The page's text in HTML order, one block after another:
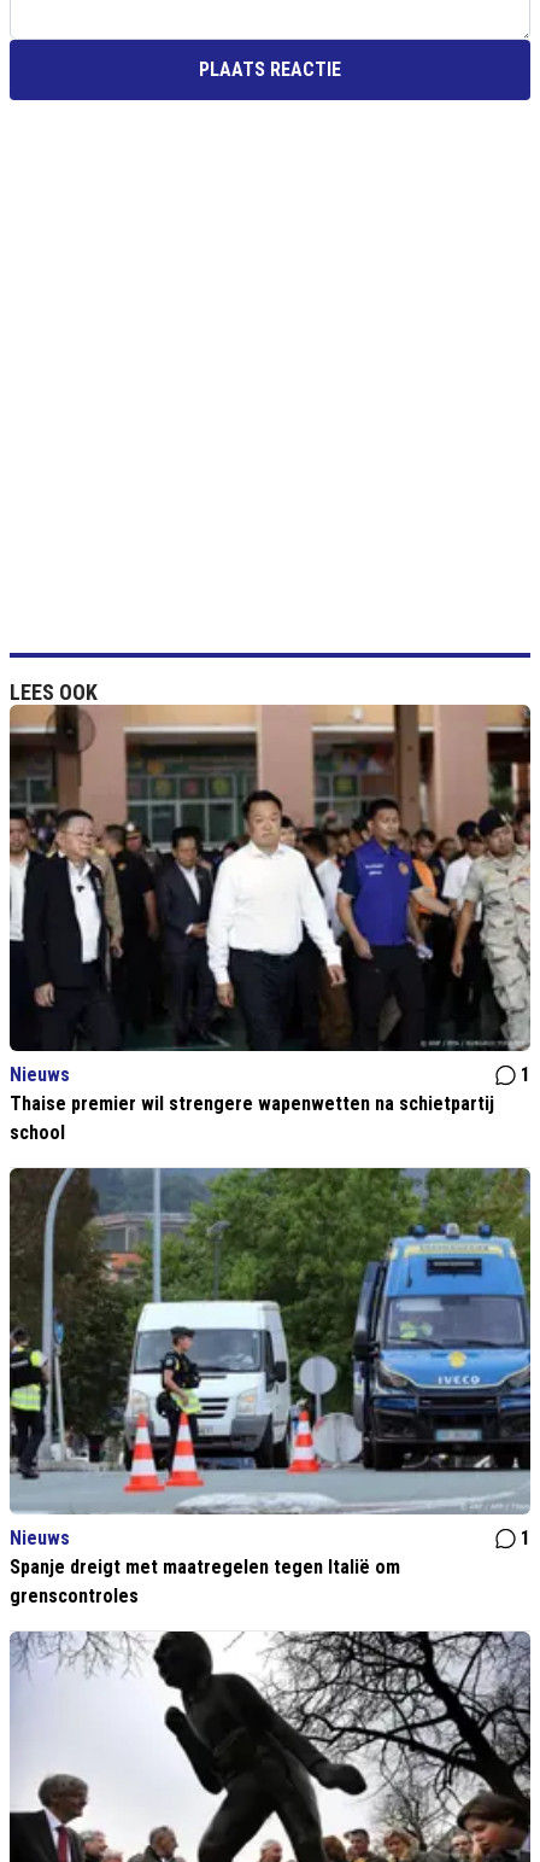
PLAATS REACTIE
LEES OOK
Nieuws
1
Thaise premier wil strengere wapenwetten na schietpartij
school
Nieuws
1
Spanje dreigt met maatregelen tegen Italië om
grenscontroles